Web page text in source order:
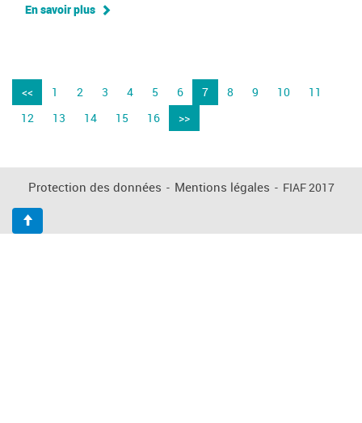
En savoir plus
<< 1 2 3 4 5 6 7 8 9 10
11
12
13 14 15 16 >>
Protection des données - Mentions légales - FIAF 2017